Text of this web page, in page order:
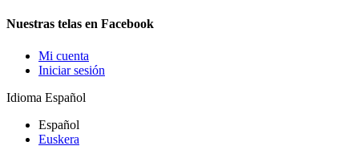
Nuestras telas en Facebook
Mi cuenta
Iniciar sesión
Idioma Español
Español
Euskera